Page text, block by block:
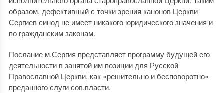
образом, дефективный с точки зрения канонов Церкви
Сергиев синод не имеет никакого юридического значения и
по гражданским законам.
Послание м.Сергия представляет программу будущей его
деятельности в занятой им позиции для Русской
Православной Церкви, как «решительно и бесповоротно»
преданного слуги сов.власти.